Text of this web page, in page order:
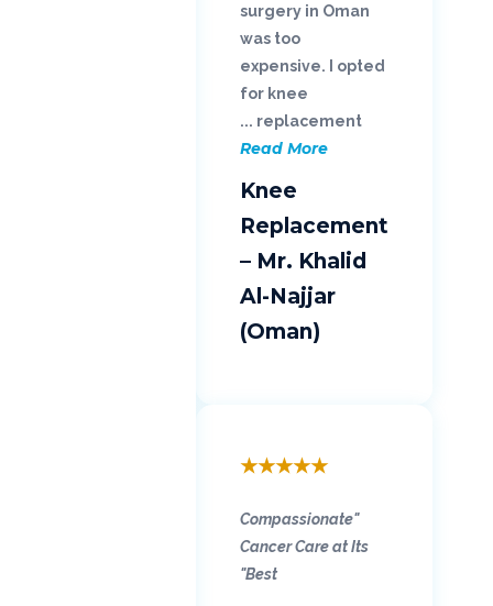
surgery in Oman
was too
expensive. I opted
for knee
replacement ...
Read More
Knee
Replacement
– Mr. Khalid
Al-Najjar
(Oman)
★
★
★
★
★
"Compassionate
Cancer Care at Its
Best"